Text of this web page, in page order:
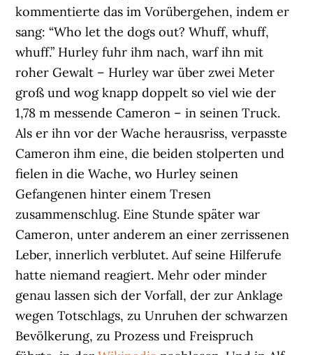
kommentierte das im Vorübergehen, indem er
sang: “Who let the dogs out? Whuff, whuff,
whuff.” Hurley fuhr ihm nach, warf ihn mit
roher Gewalt – Hurley war über zwei Meter
groß und wog knapp doppelt so viel wie der
1,78 m messende Cameron – in seinen Truck.
Als er ihn vor der Wache herausriss, verpasste
Cameron ihm eine, die beiden stolperten und
fielen in die Wache, wo Hurley seinen
Gefangenen hinter einem Tresen
zusammenschlug. Eine Stunde später war
Cameron, unter anderem an einer zerrissenen
Leber, innerlich verblutet. Auf seine Hilferufe
hatte niemand reagiert. Mehr oder minder
genau lassen sich der Vorfall, der zur Anklage
wegen Totschlags, zu Unruhen der schwarzen
Bevölkerung, zu Prozess und Freispruch